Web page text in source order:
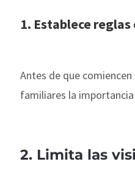
1. Establece reglas
Antes de que
familiares la
2. Limita las